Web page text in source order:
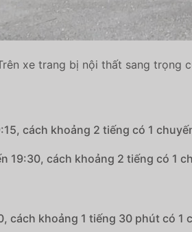
xe trang bị nội thất sang trọng
cách khoảng 2 tiếng có 1
19:30, cách khoảng 2 tiếng có 1
cách khoảng 1 tiếng 30 phút có 1